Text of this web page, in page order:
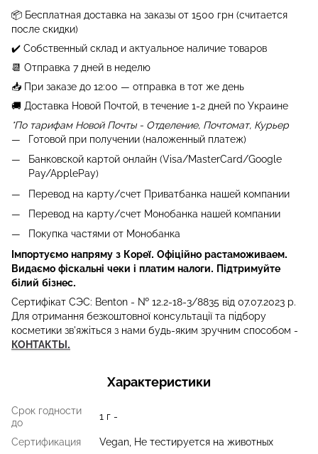
📦 Бесплатная доставка на заказы от 1500 грн (считается
после скидки)
✔️ Собственный склад и актуальное наличие товаров
📆 Отправка 7 дней в неделю
📥 При заказе до 12:00 — отправка в тот же день
🚚 Доставка Новой Почтой, в течение 1-2 дней по Украине
*По тарифам Новой Почты - Отделение, Почтомат, Курьер
Готовой при получении (наложенный платеж)
Банковской картой онлайн (Visa/MasterCard/Google
Pay/ApplePay)
Перевод на карту/счет Приватбанка нашей компании
Перевод на карту/счет Монобанка нашей компании
Покупка частями от Монобанка
Імпортуємо напряму з Кореї. Офіційно растаможиваем.
Видаємо фіскальні чеки і платим налоги. Підтримуйте
білий бізнес.
Сертифікат СЭС: Benton - № 12.2-18-3/8835 від 07.07.2023 р.
Для отримання безкоштовної консультації та підбору
косметики зв'яжіться з нами будь-яким зручним способом -
КОНТАКТЫ.
Характеристики
Срок годности
до
1 г -
Сертификация
Vegan, Не тестируется на животных